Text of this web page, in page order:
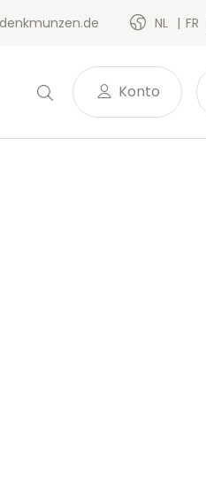
NL FR
Konto